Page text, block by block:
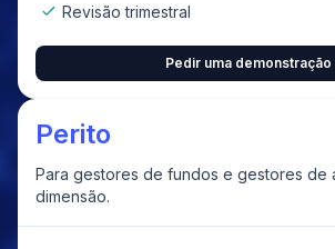
Revisão trimestral
Pedir uma demonstração
Perito
Para gestores de fundos e gestores de
dimensão.